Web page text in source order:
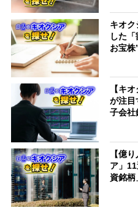
キオ
した
お宝株
【キ
が注目
子会社
【億
ア」
資銘柄